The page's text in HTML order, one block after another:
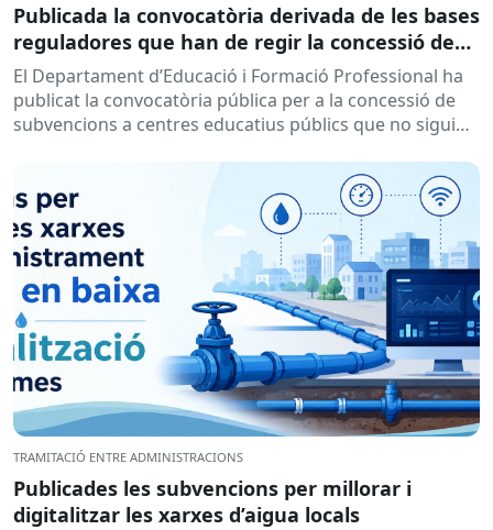
Publicada la convocatòria derivada de les bases
reguladores que han de regir la concessió de
subvencions a centres educatius, per al
desenvolupament de programes de formació i
inserció, durant el curs 2026-2027
El Departament d’Educació i Formació Professional ha
publicat la convocatòria pública per a la concessió de
subvencions a centres educatius públics que no siguin
TRAMITACIÓ ENTRE ADMINISTRACIONS
Publicades les subvencions per millorar i
digitalitzar les xarxes d’aigua locals